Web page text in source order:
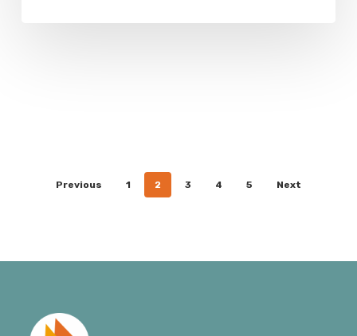
Previous 1 2 3 4 5 Next